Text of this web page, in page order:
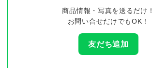
商品情報・写真を送るだけ！
お問い合せだけでもOK！
友だち追加